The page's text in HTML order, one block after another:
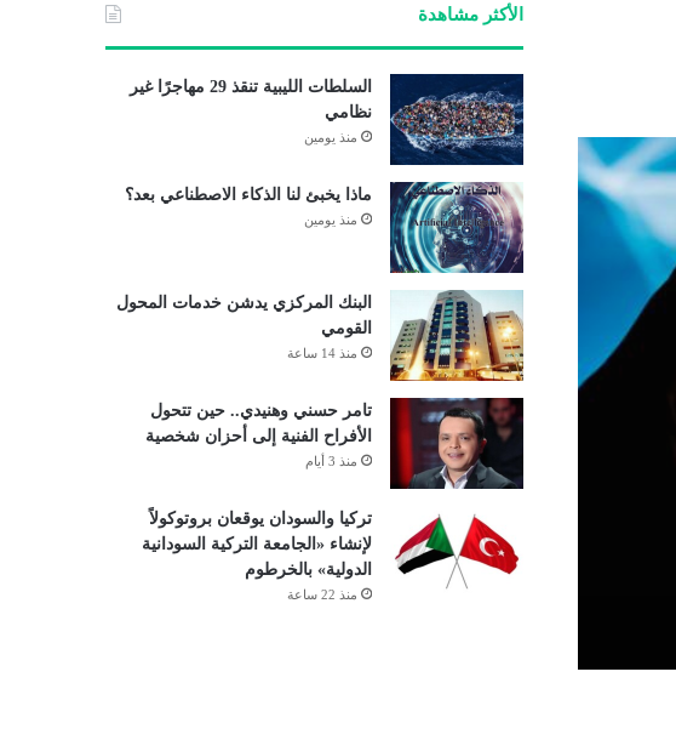
الأكثر مشاهدة
السلطات الليبية تنقذ 29 مهاجرًا غير
نظامي
منذ يومين
ماذا يخبئ لنا الذكاء الاصطناعي بعد؟
منذ يومين
البنك المركزي يدشن خدمات المحول
القومي
منذ 14 ساعة
تامر حسني وهنيدي.. حين تتحول
الأفراح الفنية إلى أحزان شخصية
منذ 3 أيام
تركيا والسودان يوقعان بروتوكولاً
لإنشاء «الجامعة التركية السودانية
الدولية» بالخرطوم
منذ 22 ساعة